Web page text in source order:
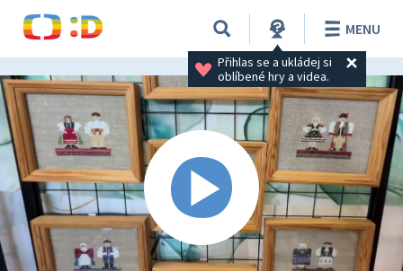
Přihlas se a ukládej si
oblíbené hry a videa.
MENU